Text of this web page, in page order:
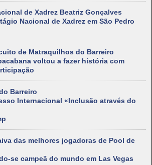
de Xadrez Beatriz Gonçalves
Nacional de Xadrez em São Pedro
de Matraquilhos do Barreiro
voltou a fazer história com
Barreiro
Internacional «Inclusão através do
das melhores jogadoras de Pool de
se campeã do mundo em Las Vegas